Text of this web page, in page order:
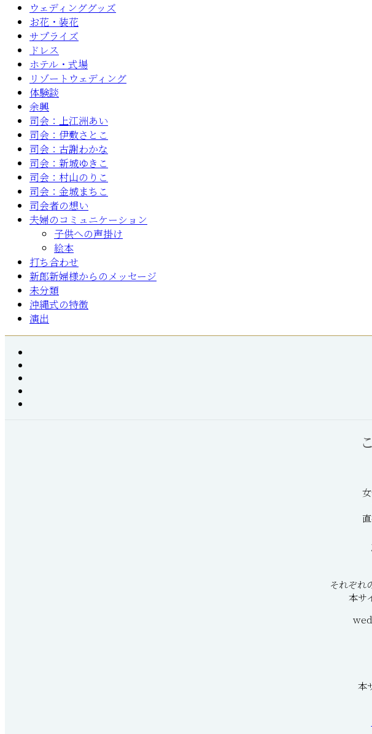
ウェディンググッズ
お花・装花
サプライズ
ドレス
ホテル・式場
リゾートウェディング
体験談
余興
司会：上江洲あい
司会：伊敷さとこ
司会：古謝わかな
司会：新城ゆきこ
司会：村山のりこ
司会：金城まちこ
司会者の想い
夫婦のコミュニケーション
子供への声掛け
絵本
打ち合わせ
新郎新婦様からのメッセージ
未分類
沖縄式の特徴
演出
それぞれ
本サ
本